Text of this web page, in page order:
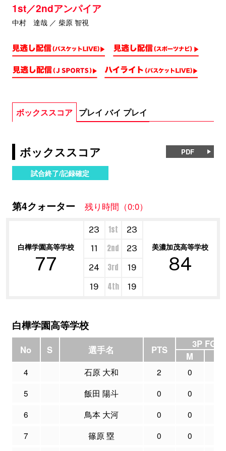
1st／2ndアンパイア
中村 達哉 ／ 柴原 智視
ボックススコア プレイ バイ プレイ
ボックススコア PDF
試合終了/記録確定
第4クォーター 残り時間（0:0）
白樺学園高等学校
77
23 1st
23
美濃加茂高等学校
84
11 2nd
23
24
3rd
19
19
4th 19
白樺学園高等学校
No S 選手名 PTS
3P FG
M
4 石原 大和 2 0
5
飯田 陽斗 0 0
6
鳥本 大河 0 0
7
篠原 塁 0 0